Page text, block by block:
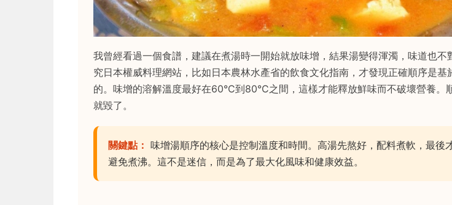
我曾經看過一個食譜，建議在煮湯時一開始就放味增，結果湯變得渾濁，味道也不
究日本權威料理網站，比如日本農林水產省的飲食文化指南，才發現正確順序是基
的。味增的溶解溫度最好在60°C到80°C之間，這樣才能釋放鮮味而不破壞營養。
就毀了。
關鍵點： 味增湯順序的核心是控制溫度和時間。高湯先熬好，配料煮軟，最後
避免煮沸。這不是迷信，而是為了最大化風味和健康效益。